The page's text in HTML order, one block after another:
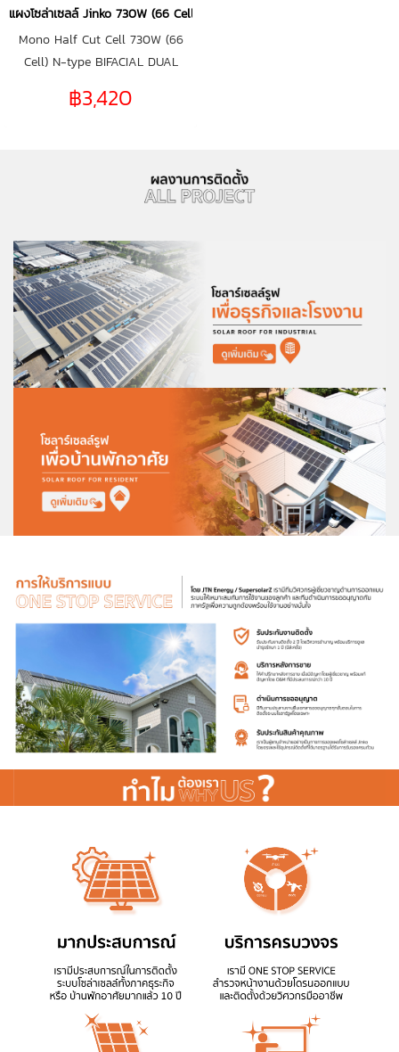
แผงโซล่าเซลล์ Jinko 730W (66 Cell)
Mono Half Cut Cell 730W (66
Cell) N-type BIFACIAL DUAL
฿3,420